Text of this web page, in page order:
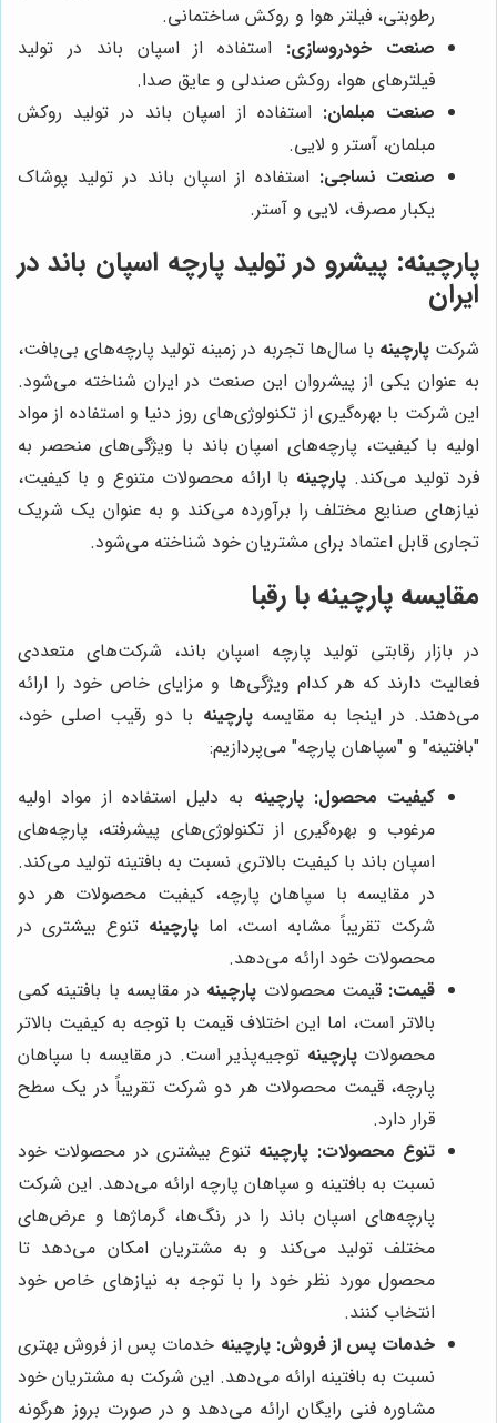
رطوبتی، فیلتر هوا و روکش ساختمانی.
صنعت خودروسازی: استفاده از اسپان باند در تولید
فیلترهای هوا، روکش صندلی و عایق صدا.
صنعت مبلمان: استفاده از اسپان باند در تولید روکش
مبلمان، آستر و لایی.
صنعت نساجی: استفاده از اسپان باند در تولید پوشاک
یکبار مصرف، لایی و آستر.
پارچینه: پیشرو در تولید پارچه اسپان باند در
ایران
شرکتپارچینه با سال‌ها تجربه در زمینه تولید پارچه‌های بی‌بافت،
به عنوان یکی از پیشروان این صنعت در ایران شناخته می‌شود.
این شرکت با بهره‌گیری از تکنولوژی‌های روز دنیا و استفاده از مواد
اولیه با کیفیت، پارچه‌های اسپان باند با ویژگی‌های منحصر به
فرد تولید می‌کند. پارچینه با ارائه محصولات متنوع و با کیفیت،
نیازهای صنایع مختلف را برآورده می‌کند و به عنوان یک شریک
تجاری قابل اعتماد برای مشتریان خود شناخته می‌شود.
مقایسه پارچینه با رقبا
در بازار رقابتی تولید پارچه اسپان باند، شرکت‌های متعددی
فعالیت دارند که هر کدام ویژگی‌ها و مزایای خاص خود را ارائه
می‌دهند. در اینجا به مقایسهپارچینه با دو رقیب اصلی خود،
"بافتینه" و "سپاهان پارچه" می‌پردازیم:
کیفیت محصول: پارچینه به دلیل استفاده از مواد اولیه
مرغوب و بهره‌گیری از تکنولوژی‌های پیشرفته، پارچه‌های
اسپان باند با کیفیت بالاتری نسبت به بافتینه تولید می‌کند.
در مقایسه با سپاهان پارچه، کیفیت محصولات هر دو
شرکت تقریباً مشابه است، اماپارچینه تنوع بیشتری در
محصولات خود ارائه می‌دهد.
قیمت: قیمت محصولات پارچینه در مقایسه با بافتینه کمی
بالاتر است، اما این اختلاف قیمت با توجه به کیفیت بالاتر
محصولاتپارچینه توجیه‌پذیر است. در مقایسه با سپاهان
پارچه، قیمت محصولات هر دو شرکت تقریباً در یک سطح
قرار دارد.
تنوع محصولات: پارچینه تنوع بیشتری در محصولات خود
نسبت به بافتینه و سپاهان پارچه ارائه می‌دهد. این شرکت
پارچه‌های اسپان باند را در رنگ‌ها، گرماژها و عرض‌های
مختلف تولید می‌کند و به مشتریان امکان می‌دهد تا
محصول مورد نظر خود را با توجه به نیازهای خاص خود
انتخاب کنند.
خدمات پس از فروش: پارچینه خدمات پس از فروش بهتری
نسبت به بافتینه ارائه می‌دهد. این شرکت به مشتریان خود
مشاوره فنی رایگان ارائه می‌دهد و در صورت بروز هرگونه